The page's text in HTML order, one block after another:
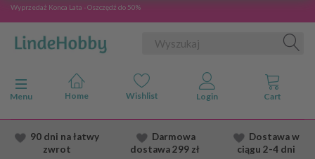
Wyprzedaż Konca Lata - Oszczędź do 50%
Przełącz nawigację
Menu
90 dni na łatwy
zwrot
Darmowa
dostawa299 zł
Dostawaw
ciągu 2-4 dni